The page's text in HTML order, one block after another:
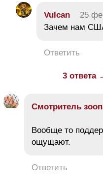
Vulcan 25
Зачем нам
Ответить
3 ответа
Смотритель
Вообще то
ощущают.
Ответить